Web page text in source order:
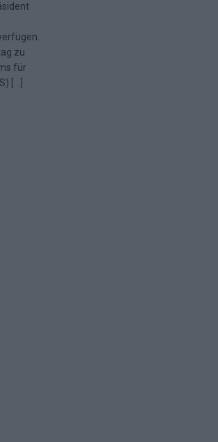
– der Rest des ESC-Halbfinales war solide, aber
sagen die Wettquoten – vier sicher, sechs zittern,
zu
für